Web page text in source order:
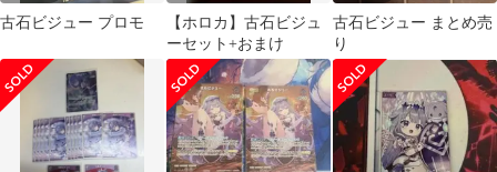
古石ビジュー プロモ
【ホロカ】古石ビジュ
ーセット+おまけ
古石ビジュー まとめ売
り